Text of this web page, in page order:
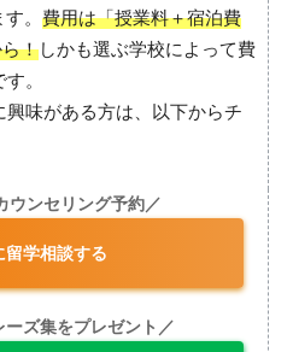
。 費用は「授業料＋宿泊費
！しかも選ぶ学校によって費
。
味がある方は、以下からチ
ウンセリング予約／
留学相談する
ズ集をプレゼント／